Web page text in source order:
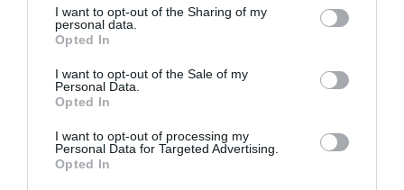
not limited to your visit or usage behaviour. You may click to
grant or deny consent to Google and its third-party tags to
use your data for below specified purposes in below Google
consent section.
I want to opt-out of the Sharing of my
personal data.
Opted In
I want to opt-out of the Sale of my
Personal Data.
Opted In
I want to opt-out of processing my
Personal Data for Targeted Advertising.
Opted In
alkalmasak arra, hogy a
Debussy nagyon modern
benne megfelelési kényszer,
képes volt valami egészen